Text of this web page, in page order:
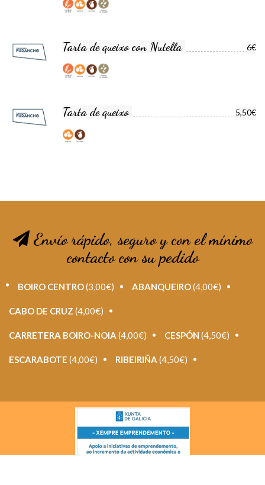
Tarta de queixo con Nutella 6€
Tarta de queixo 5,50€
Envío rápido, seguro y con el mínimo
contacto con su pedido
BOIRO CENTRO(3,00€) ABANQUEIRO(4,00€)
CABO DE CRUZ (4,00€)
CARRETERA BOIRO-NOIA (4,00€) CESPÓN (4,50€)
ESCARABOTE (4,00€) RIBEIRIÑA (4,50€)